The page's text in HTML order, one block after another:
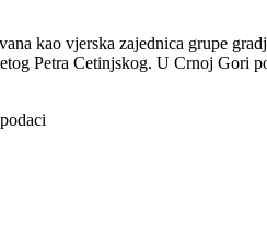
kao vjerska zajednica grupe
Petra Cetinjskog. U Crnoj Gori